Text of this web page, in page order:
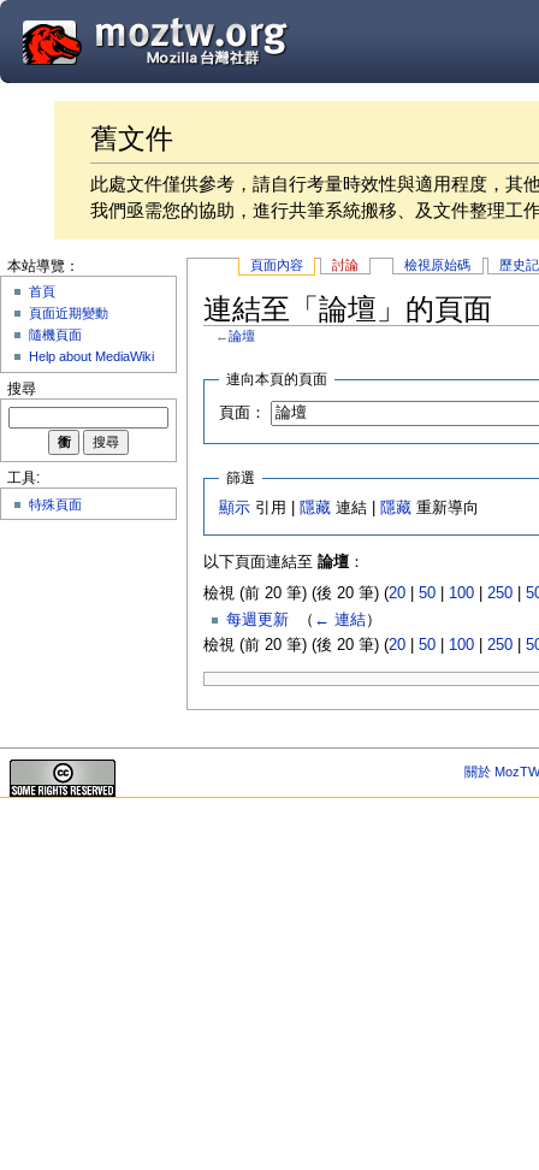
舊文件
此處文件僅供參考，請自行考量時效性與適用程度，其
我們亟需您的協助，進行共筆系統搬移、及文件整理工
頁面內容 討論 檢視原始碼 歷史
連結至「論壇」的頁面
←論壇
連向本頁的頁面
頁面：
篩選
顯示 引用 | 隱藏 連結 | 隱藏 重新導向
以下頁面連結至 論壇 ：
檢視 (前 20 筆) (後 20 筆) (20| 50| 100| 250|
每週更新‎ （ ← 連結）
檢視 (前 20 筆) (後 20 筆) (20| 50| 100| 250|
本站導覽：
首頁
頁面近期變動
隨機頁面
Help about MediaWiki
搜尋
工具:
特殊頁面
關於